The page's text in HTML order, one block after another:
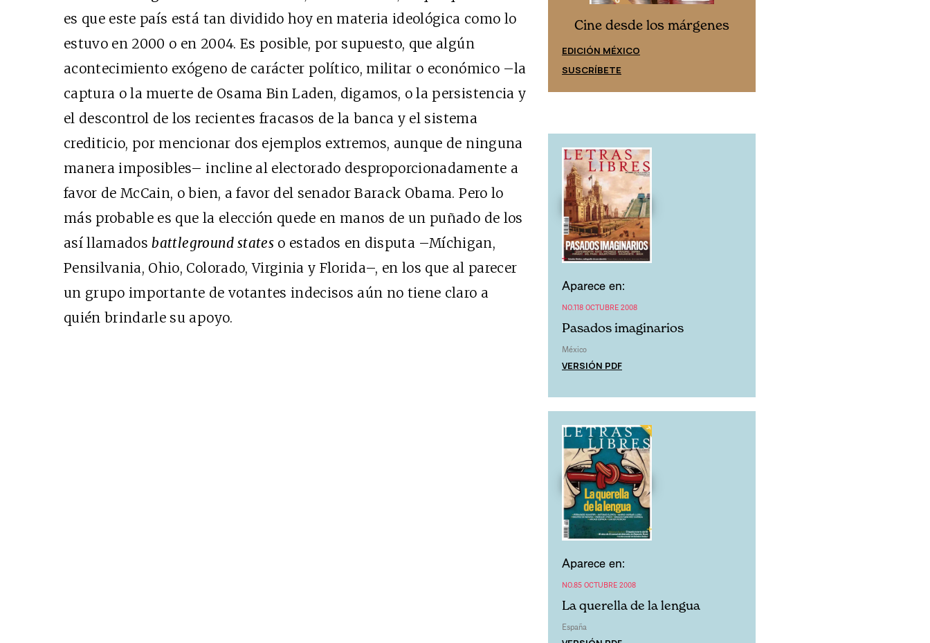
es que este país está tan dividido hoy en materia ideológica como lo
estuvo en 2000 o en 2004. Es posible, por supuesto, que algún
acontecimiento exógeno de carácter político, militar o económico –la
captura o la muerte de Osama Bin Laden, digamos, o la persistencia y
el descontrol de los recientes fracasos de la banca y el sistema
crediticio, por mencionar dos ejemplos extremos, aunque de ninguna
manera imposibles– incline al electorado desproporcionadamente a
favor de McCain, o bien, a favor del senador Barack Obama. Pero lo
más probable es que la elección quede en manos de un puñado de los
así llamadosbattleground stateso estados en disputa –Míchigan,
Pensilvania, Ohio, Colorado, Virginia y Florida–, en los que al parecer
un grupo importante de votantes indecisos aún no tiene claro a
quién brindarle su apoyo.
Cine desde los márgenes
EDICIÓN MÉXICO
SUSCRÍBETE
Cine desde los márgenes
EDICIÓN ESPAÑA
SUSCRÍBETE
Cine desde los márgenes
EDICIÓN MÉXICO
SUSCRÍBETE
Aparece en:
NO.118 OCTUBRE 2008
Pasados imaginarios
México
VERSIÓN PDF
Aparece en:
NO.85 OCTUBRE 2008
La querella de la lengua
España